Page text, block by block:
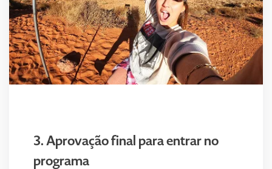
3. Aprovação final para entrar no
programa